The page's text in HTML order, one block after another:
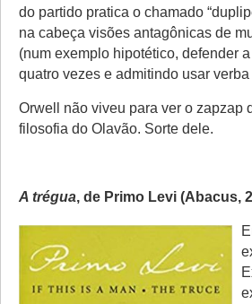
do partido pratica o chamado
na cabeça visões antagônicas de
(num exemplo hipotético, defender
quatro vezes e admitindo usar
Orwell não viveu para ver o zapzap
filosofia do Olavão. Sorte dele.
A trégua, de Primo Levi (Abacus,